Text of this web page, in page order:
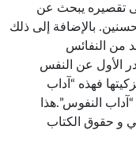
تقصيره يبحث عن
بالإضافة إلى ذلك
من النفائس
الأول عن النفس
فهذه “آداب
النفوس”.هذا
و حقوق الكتاب